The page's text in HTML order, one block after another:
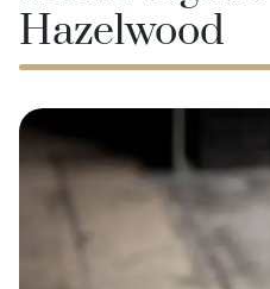
Hazelwood